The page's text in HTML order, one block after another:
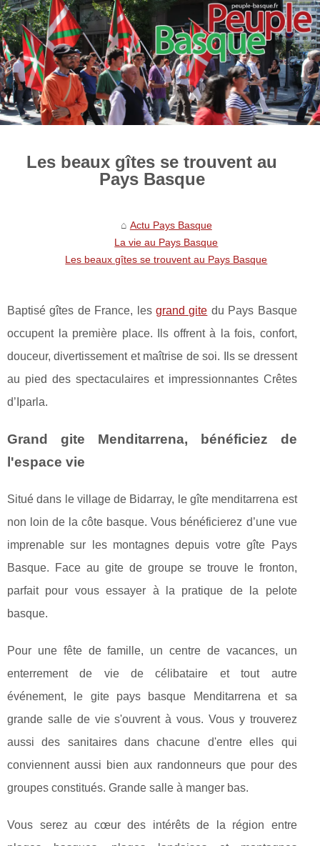
Les beaux gîtes se trouvent au
Pays Basque
Actu Pays Basque
La vie au Pays Basque
Les beaux gîtes se trouvent au Pays Basque
Baptisé gîtes de France, les grand gite du Pays Basque
occupent la première place. Ils offrent à la fois, confort,
douceur, divertissement et maîtrise de soi. Ils se dressent
au pied des spectaculaires et impressionnantes Crêtes
d’Iparla.
Grand gite Menditarrena, bénéficiez de
l'espace vie
Situé dans le village de Bidarray, le gîte menditarrena est
non loin de la côte basque. Vous bénéficierez d’une vue
imprenable sur les montagnes depuis votre gîte Pays
Basque. Face au gite de groupe se trouve le fronton,
parfait pour vous essayer à la pratique de la pelote
basque.
Pour une fête de famille, un centre de vacances, un
enterrement de vie de célibataire et tout autre
événement, le gite pays basque Menditarrena et sa
grande salle de vie s'ouvrent à vous. Vous y trouverez
aussi des sanitaires dans chacune d'entre elles qui
conviennent aussi bien aux randonneurs que pour des
groupes constitués. Grande salle à manger bas.
Vous serez au cœur des intérêts de la région entre